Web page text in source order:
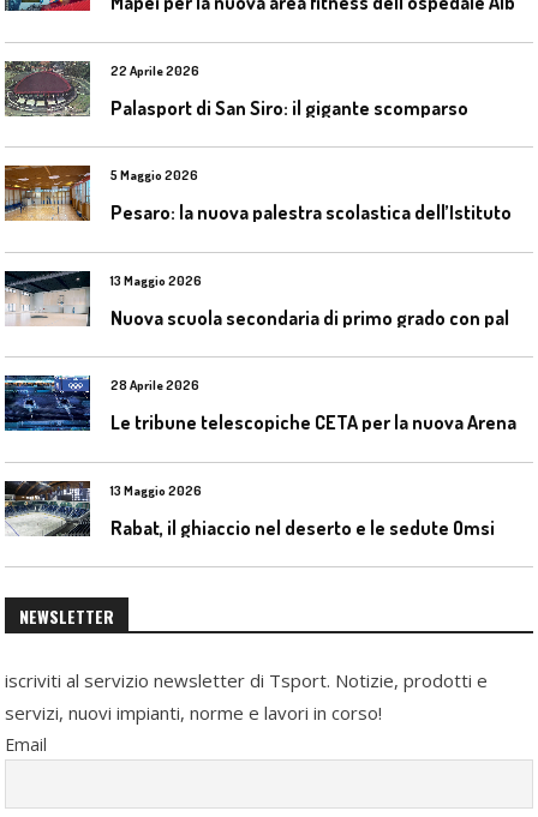
22 Aprile 2026
Palasport di San Siro: il gigante scomparso
5 Maggio 2026
13 Maggio 2026
28 Aprile 2026
13 Maggio 2026
Rabat, il ghiaccio nel deserto e le sedute Omsi
NEWSLETTER
iscriviti al servizio newsletter di Tsport. Notizie, prodotti e
servizi, nuovi impianti, norme e lavori in corso!
Email